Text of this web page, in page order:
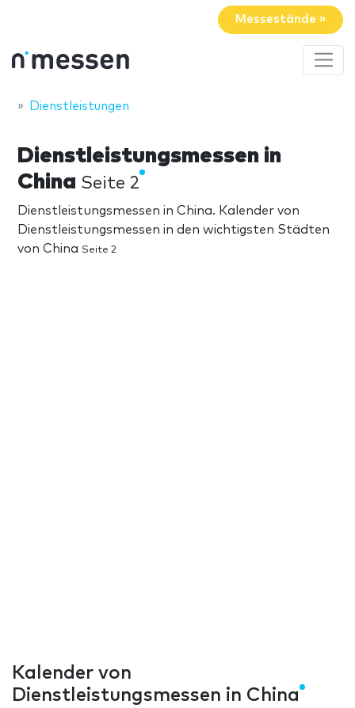
Messestände »
Dienstleistungen
Dienstleistungsmessen in
China Seite 2
Dienstleistungsmessen in China. Kalender von
Dienstleistungsmessen in den wichtigsten Städten
von China Seite 2
Kalender von
Dienstleistungsmessen in China